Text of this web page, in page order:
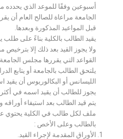
أسبوعين وفقًا للموعد الذي
الجامعة مراعاة للصالح العام أن
قبل المواعيد المذكورة وبعدها.
يقيد الطالب بالكلية بناءً على طلب
ولا يجوز القيد بعد ذلك إلا
القواعد التي يقررها مجلس الجامعة.
يلتحق الطالب بالجامعة أو يتابع
الليسانس أو البكالوريوس أن يقيد
يجوز للطالب أن يقيد اسمه في
يتم قيد الطالب بعد استيفاء أوراقه
ملف لكل طالب في الكلية يحتوي
بالطالب وعلى الأخص :
الأوراق المقدمة لإجراء القيد.